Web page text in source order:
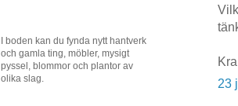
23
I boden kan du fynda nytt hantverk
och gamla ting, möbler, mysigt
pyssel, blommor och plantor av
olika slag.